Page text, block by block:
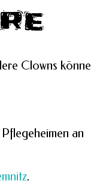
Clowns könne
an
.